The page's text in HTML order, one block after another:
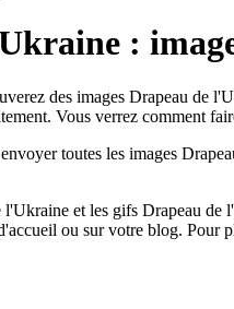
:
des images Drapeau de
Vous verrez comment
toutes les images
l'Ukraine et les gifs Drapeau
ou sur votre blog. Pour